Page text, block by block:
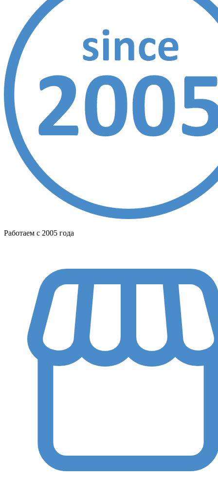
Работаем с 2005 года